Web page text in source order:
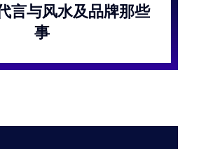
言与风水及品牌那些
事